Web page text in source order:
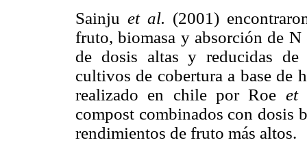
Sainju et al. (2001)
fruto, biomasa y absorción de
de dosis altas y reducidas
cultivos de cobertura a base de
realizado en chile por Roe et
compost combinados con dosis
rendimientos de fruto más altos.